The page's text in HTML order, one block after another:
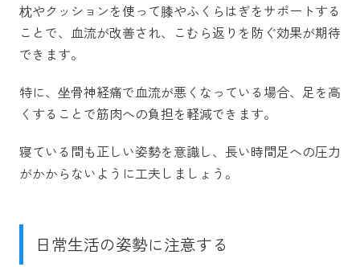
枕やクッションを使って膝やふくらはぎをサポートする
ことで、血流が改善され、こむら返りを防ぐ効果が期待
できます。
特に、坐骨神経痛で血流が悪くなっている場合、足を高
くすることで筋肉への負担を軽減できます。
寝ている間も正しい姿勢を意識し、長い時間足への圧力
がかからないように工夫しましょう。
日常生活の姿勢に注意する